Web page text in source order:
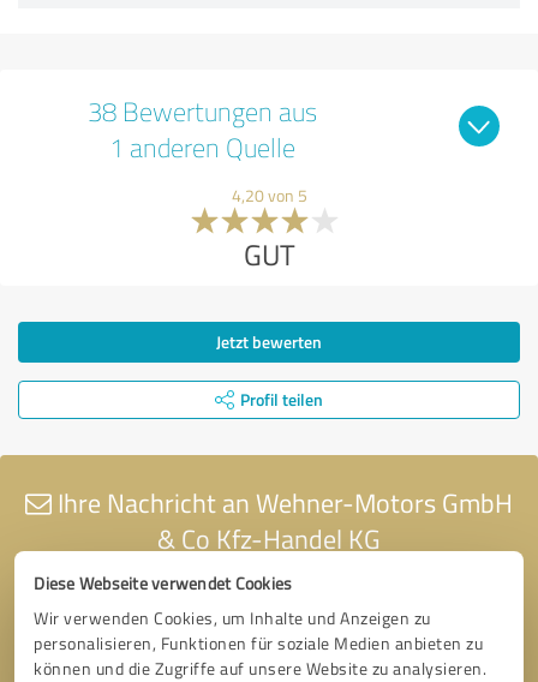
Diese Webseite verwendet Cookies
Wir verwenden Cookies, um Inhalte und Anzeigen zu
personalisieren, Funktionen für soziale Medien anbieten zu
können und die Zugriffe auf unsere Website zu analysieren.
38 Bewertungen aus
1 anderen Quelle
4,20 von 5
GUT
Jetzt bewerten
Profil teilen
Ihre Nachricht an Wehner-Motors GmbH
& Co Kfz-Handel KG